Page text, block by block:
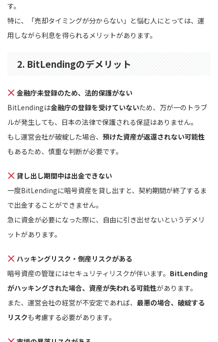
す。
特に、「売却タイミングが分からない」と悩む人にとっては、運
用しながら利息を得られるメリットがあります。
2. BitLendingのデメリット
金融庁未登録のため、法的保護がない
BitLendingは金融庁の登録を受けていないため、万が一のトラブ
ルが発生しても、日本の法律で保護される保証はありません。
もし運営会社が破綻した場合、 預けた資産が返還されない可能性
もあるため、慎重な判断が必要です。
貸し出し期間中は出金できない
一度BitLendingに暗号資産を貸し出すと、契約期間が終了するま
で出金することができません。
急に資金が必要になった際に、自由に引き出せないというデメリ
ットがあります。
ハッキングリスク・倒産リスクがある
暗号資産の管理にはセキュリティリスクが伴います。 BitLending
がハッキングされた場合、資産が失われる可能性があります。
また、運営会社の経営が不安定であれば、 最悪の場合、破綻する
リスクも考慮する必要があります。